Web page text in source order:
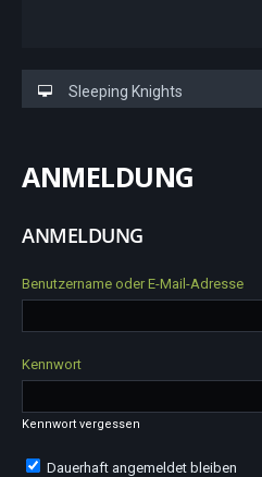
Sleeping Knights
ANMELDUNG
ANMELDUNG
Benutzername oder E-Mail-Adresse
Kennwort
Kennwort vergessen
Dauerhaft angemeldet bleiben